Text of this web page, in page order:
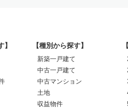
】 【種別から探す】
新築一戸建て
中古一戸建て
中古マンション
土地
収益物件